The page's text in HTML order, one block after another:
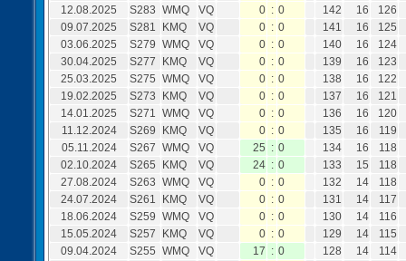
12.08.2025
S283 WMQ VQ 0 : 0 142 16
126
09.07.2025
S281 KMQ VQ 0 : 0 141 16
125
03.06.2025
S279 WMQ VQ 0 : 0 140 16
124
30.04.2025
S277 KMQ VQ 0 : 0 139 16
123
25.03.2025
S275 WMQ VQ 0 : 0 138 16
122
19.02.2025
S273 KMQ VQ 0 : 0 137 16
121
14.01.2025
S271 WMQ VQ 0 : 0 136 16
120
11.12.2024
S269 KMQ VQ 0 : 0 135 16
119
05.11.2024
S267 WMQ VQ 25 : 0 134 16
118
02.10.2024
S265 KMQ VQ 24 : 0 133 15
118
27.08.2024
S263 WMQ VQ 0 : 0 132 14
118
24.07.2024
S261 KMQ VQ 0 : 0 131 14
117
18.06.2024
S259 WMQ VQ 0 : 0 130 14
116
15.05.2024
S257 KMQ VQ 0 : 0 129 14
115
09.04.2024
S255 WMQ VQ 17 : 0 128 14
114